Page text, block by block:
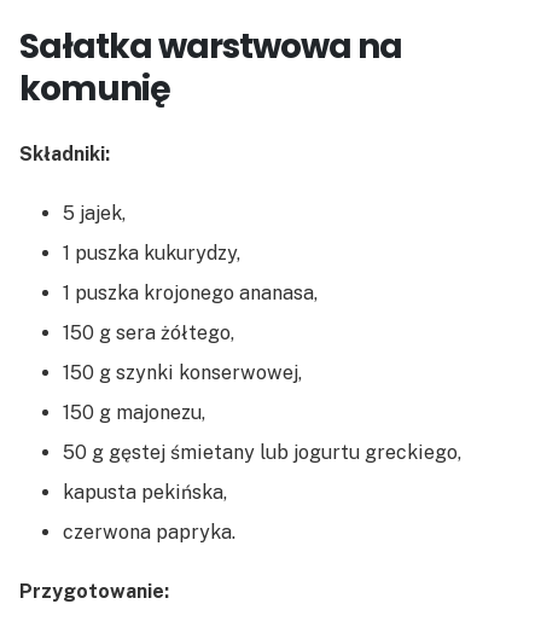
Sałatka warstwowa na
komunię
Składniki:
5 jajek,
1 puszka kukurydzy,
1 puszka krojonego ananasa,
150 g sera żółtego,
150 g szynki konserwowej,
150 g majonezu,
50 g gęstej śmietany lub jogurtu greckiego,
kapusta pekińska,
czerwona papryka.
Przygotowanie: